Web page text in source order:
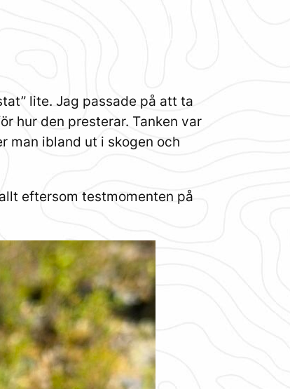
lite. Jag passade på att ta
hur den presterar. Tanken var
man ibland ut i skogen och
eftersom testmomenten på